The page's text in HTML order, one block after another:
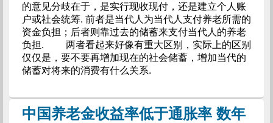
的意见分歧在于，是实行现收现付，还是建立个人账
户或社会统筹. 前者是当代人为当代人支付养老所需的
资金负担；后者则靠过去的储蓄来支付当代人的养老
负担. 两者看起来好像有重大区别，实际上的区别
仅仅是，要不要再增加现在的社会储蓄，增加当代的
储蓄对将来的消费有什么关系.
中国养老金收益率低于通胀率 数年